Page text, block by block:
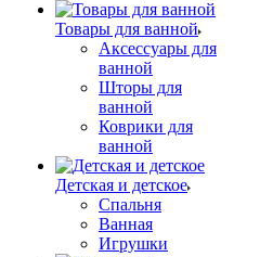
Товары для ванной
Аксессуары для
ванной
Шторы для
ванной
Коврики для
ванной
Детская и детское
Спальня
Ванная
Игрушки